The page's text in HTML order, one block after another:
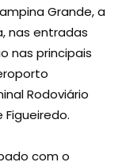
Grande, a
nas entradas
nas principais
Rodoviário
com o